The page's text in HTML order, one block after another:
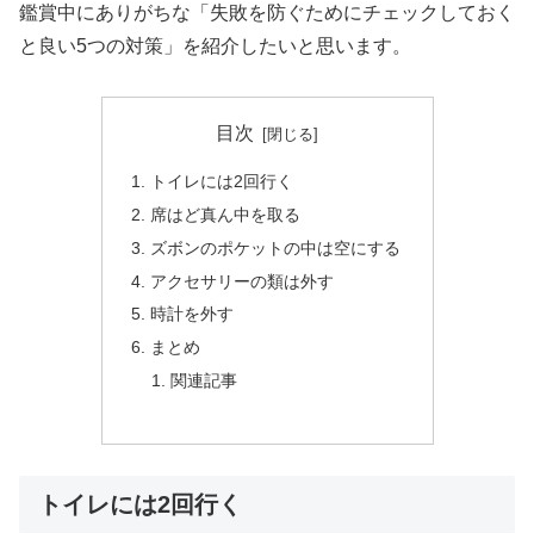
鑑賞中にありがちな「失敗を防ぐためにチェックしておく
と良い5つの対策」を紹介したいと思います。
目次
トイレには2回行く
席はど真ん中を取る
ズボンのポケットの中は空にする
アクセサリーの類は外す
時計を外す
まとめ
関連記事
トイレには2回行く